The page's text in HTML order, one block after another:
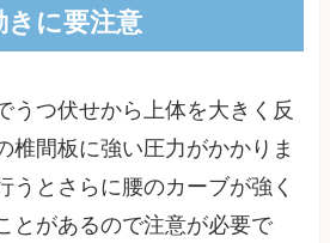
に要注意
うつ伏せから上体を大きく反
椎間板に強い圧力がかかりま
うとさらに腰のカーブが強く
とがあるので注意が必要で